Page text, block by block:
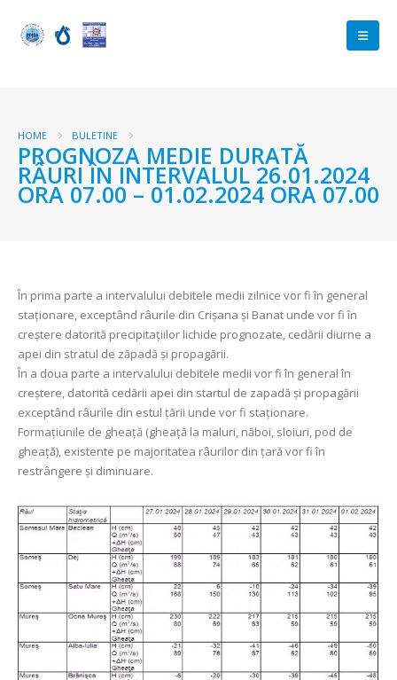
HOME BULETINE
PROGNOZA MEDIE DURATĂ
RÂURI ÎN INTERVALUL 26.01.2024
ORA 07.00 – 01.02.2024 ORA 07.00
În prima parte a intervalului debitele medii zilnice vor fi în general
staționare, exceptând râurile din Crişana şi Banat unde vor fi în
creştere datorită precipitațiilor lichide prognozate, cedării diurne a
apei din stratul de zăpadă şi propagării.
În a doua parte a intervalului debitele medii vor fi în general în
creştere, datorită cedării apei din startul de zapadă şi propagării
exceptând râurile din estul țării unde vor fi staționare.
Formațiunile de gheață (gheață la maluri, năboi, sloiuri, pod de
gheață), existente pe majoritatea râurilor din țară vor fi în
restrângere şi diminuare.